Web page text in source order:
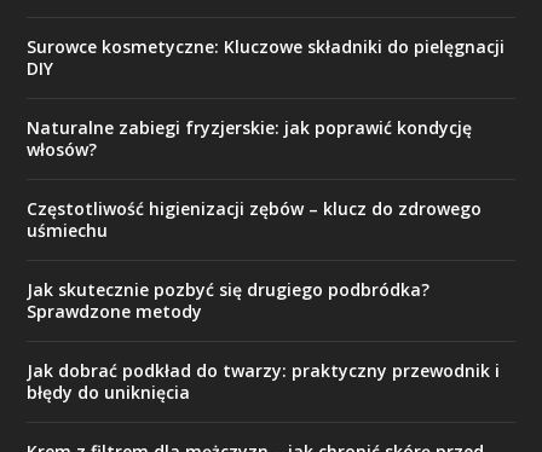
Surowce kosmetyczne: Kluczowe składniki do pielęgnacji
DIY
Naturalne zabiegi fryzjerskie: jak poprawić kondycję
włosów?
Częstotliwość higienizacji zębów – klucz do zdrowego
uśmiechu
Jak skutecznie pozbyć się drugiego podbródka?
Sprawdzone metody
Jak dobrać podkład do twarzy: praktyczny przewodnik i
błędy do uniknięcia